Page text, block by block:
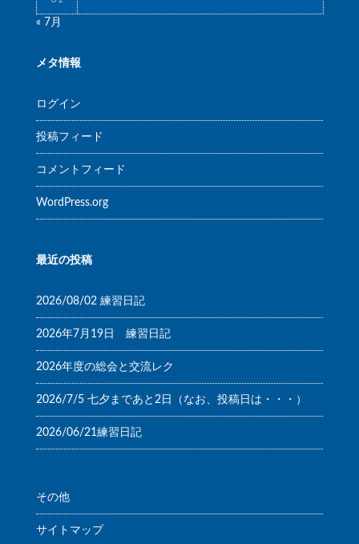
« 7月
メタ情報
ログイン
投稿フィード
コメントフィード
WordPress.org
最近の投稿
2026/08/02 練習日記
2026年7月19日 練習日記
2026年度の総会と交流レク
2026/7/5 七夕まであと2日（なお、投稿日は・・・）
2026/06/21練習日記
その他
サイトマップ